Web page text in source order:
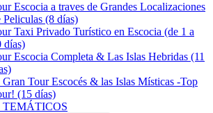
Escocia a traves de Grandes Localizaciones
Peliculas (8 días)
Taxi Privado Turístico en Escocia (de 1 a
días)
Escocia Completa & Las Islas Hebridas (11
Tour Escocés & las Islas Místicas -Top
(15 días)
TEMÁTICOS